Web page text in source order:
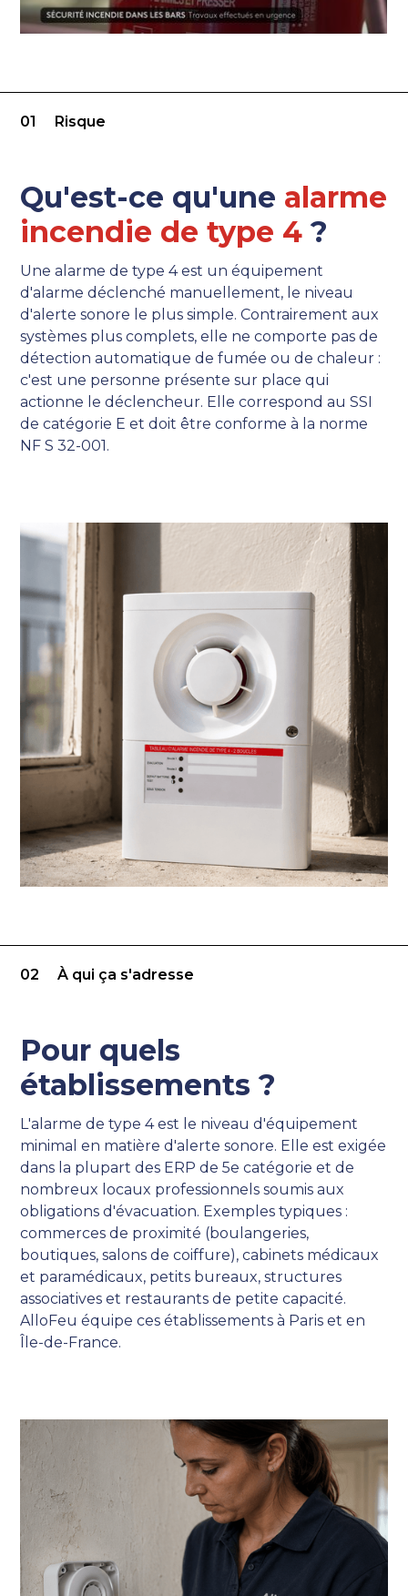
01 Risque
Qu'est-ce qu'une alarme
incendie de type 4 ?
Une alarme de type 4 est un équipement
d'alarme déclenché manuellement, le niveau
d'alerte sonore le plus simple. Contrairement aux
systèmes plus complets, elle ne comporte pas de
détection automatique de fumée ou de chaleur :
c'est une personne présente sur place qui
actionne le déclencheur. Elle correspond au SSI
de catégorie E et doit être conforme à la norme
NF S 32-001.
02 À qui ça s'adresse
Pour quels
établissements ?
L'alarme de type 4 est le niveau d'équipement
minimal en matière d'alerte sonore. Elle est exigée
dans la plupart des ERP de 5e catégorie et de
nombreux locaux professionnels soumis aux
obligations d'évacuation. Exemples typiques :
commerces de proximité (boulangeries,
boutiques, salons de coiffure), cabinets médicaux
et paramédicaux, petits bureaux, structures
associatives et restaurants de petite capacité.
AlloFeu équipe ces établissements à Paris et en
Île-de-France.